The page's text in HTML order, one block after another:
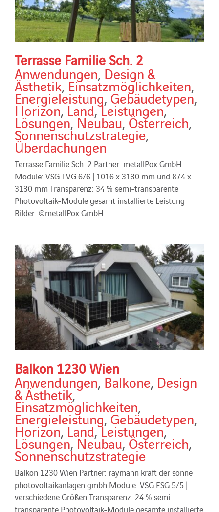
Terrasse Familie Sch. 2
Anwendungen, Design &
Ästhetik,Einsatzmöglichkeiten,
Energieleistung,Gebäudetypen,
Horizon,Land,Leistungen,
Lösungen,Neubau,Österreich,
Sonnenschutzstrategie,
Überdachungen
Terrasse Familie Sch. 2 Partner: metallPox GmbH
Module: VSG TVG 6/6 | 1016 x 3130 mm und 874 x
3130 mm Transparenz: 34 % semi-transparente
Photovoltaik-Module gesamt installierte Leistung
Bilder: ©metallPox GmbH
Balkon 1230 Wien
Anwendungen, Balkone, Design
& Ästhetik,
Einsatzmöglichkeiten,
Energieleistung,Gebäudetypen,
Horizon,Land,Leistungen,
Lösungen,Neubau,Österreich,
Sonnenschutzstrategie
Balkon 1230 Wien Partner: raymann kraft der sonne
photovoltaikanlagen gmbh Module: VSG ESG 5/5 |
verschiedene Größen Transparenz: 24 % semi-
transparente Photovoltaik-Module gesamte installierte